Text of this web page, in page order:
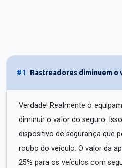
#1 Rastreadores diminuem o
Verdade! Realmente o
diminuir o valor do seguro.
dispositivo de segurança que
roubo do veículo. O valor da
25% para os veículos com